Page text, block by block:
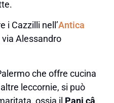
i Cazzilli nell’Antica
via Alessandro
che offre cucina
leccornie, si può
ossia il Pani câ